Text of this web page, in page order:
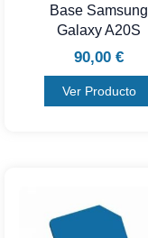
Base Samsung
Galaxy A20S
90,00 €
Ver Producto